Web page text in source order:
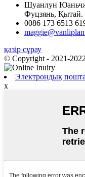
Шуанлун
Фуцзянь, Қытай.
0086 173 6513
қазір сұрау
© Copyright - 2021-
Электрондық
x